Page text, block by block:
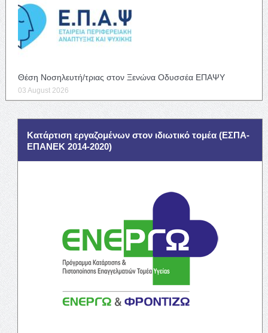
Θέση Νοσηλευτή/τριας στον Ξενώνα Οδυσσέα ΕΠΑΨΥ
03 August 2026
Κατάρτιση εργαζομένων στον ιδιωτικό τομέα (ΕΣΠΑ-
ΕΠΑΝΕΚ 2014-2020)